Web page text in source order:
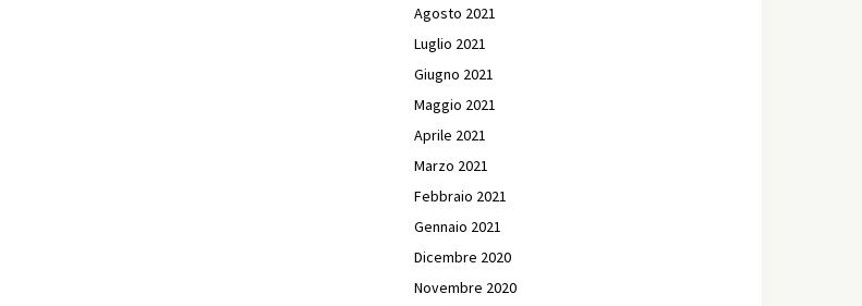
Agosto 2021
Luglio 2021
Giugno 2021
Maggio 2021
Aprile 2021
Marzo 2021
Febbraio 2021
Gennaio 2021
Dicembre 2020
Novembre 2020